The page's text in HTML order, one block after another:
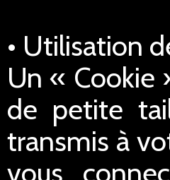
• Utilisation
Un « Cookie
de petite
transmis à
vous